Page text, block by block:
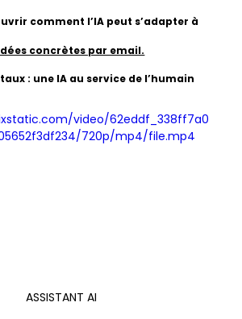
comment l’IA peut s’adapter à
concrètes par email.
: une IA au service de l’humain
video/62eddf_338ff7a0
720p/mp4/file.mp4
ASSISTANT AI